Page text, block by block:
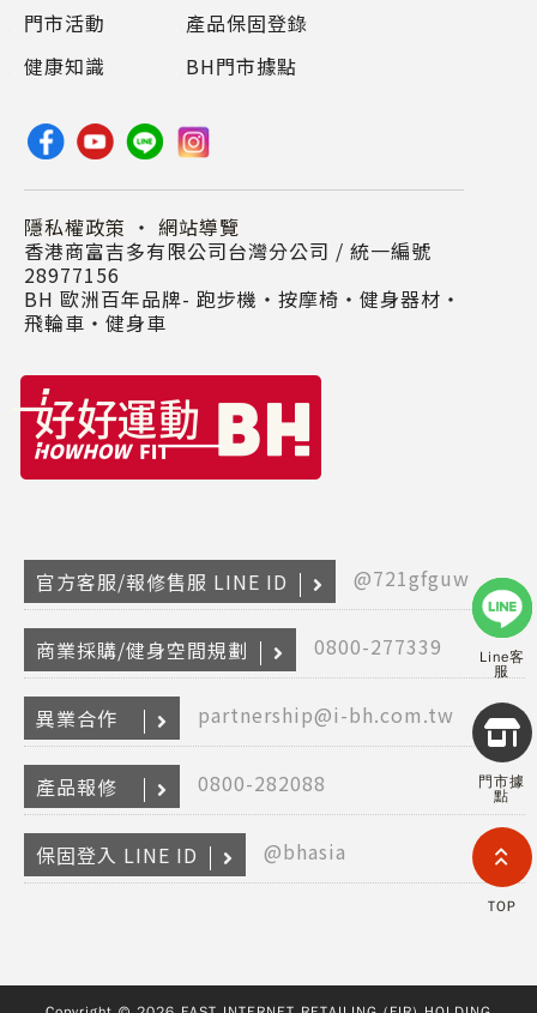
2026
Line客
服
門市據
點
TOP
門市活動
健康知識
產品保固登錄
BH門市據點
隱私權政策 ・ 網站導覽
香港商富吉多有限公司台灣分公司 / 統一編號
28977156
BH 歐洲百年品牌- 跑步機‧按摩椅‧健身器材‧
飛輪車‧健身車
官方客服/報修售服 LINE ID @721gfguw
商業採購/健身空間規劃 0800-277339
異業合作 partnership@i-bh.com.tw
產品報修 0800-282088
保固登入 LINE ID @bhasia